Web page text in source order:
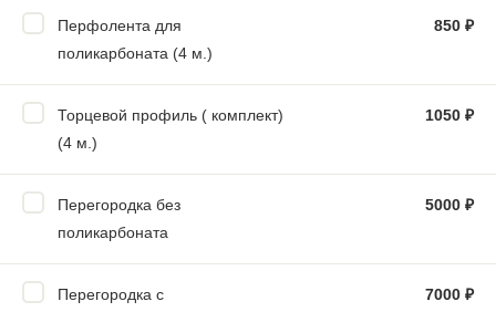
Перфолента для
поликарбоната (4 м.)
850 ₽
Торцевой профиль ( комплект)
(4 м.)
1050 ₽
Перегородка без
поликарбоната
5000 ₽
Перегородка с
7000 ₽